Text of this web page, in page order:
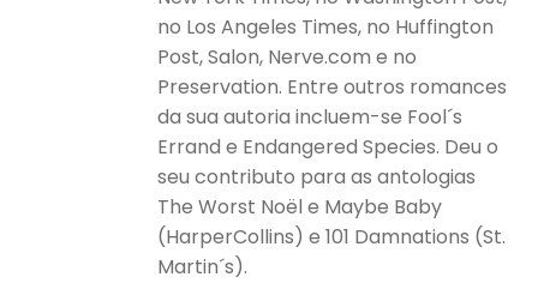
no Los Angeles Times, no Huffington
Post, Salon, Nerve.com e no
Preservation. Entre outros romances
da sua autoria incluem-se Fool´s
Errand e Endangered Species. Deu o
seu contributo para as antologias
The Worst Noël e Maybe Baby
(HarperCollins) e 101 Damnations (St.
Martin´s).